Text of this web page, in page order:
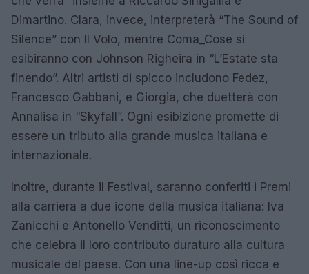
Dimartino. Clara, invece, interpreterà “The Sound of
Silence” con Il Volo, mentre Coma_Cose si
esibiranno con Johnson Righeira in “L’Estate sta
finendo”. Altri artisti di spicco includono Fedez,
Francesco Gabbani, e Giorgia, che duetterà con
Annalisa in “Skyfall”. Ogni esibizione promette di
essere un tributo alla grande musica italiana e
internazionale.
Inoltre, durante il Festival, saranno conferiti i Premi
alla carriera a due icone della musica italiana: Iva
Zanicchi e Antonello Venditti, un riconoscimento
che celebra il loro contributo duraturo alla cultura
musicale del paese. Con una line-up così ricca e